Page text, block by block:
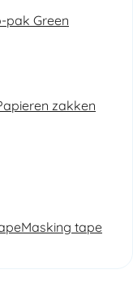
pak Green
zakken
Masking tape